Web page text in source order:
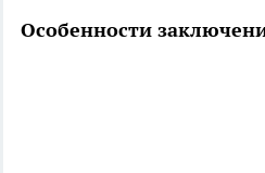
Особенности